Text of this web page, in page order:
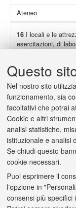
Questo
Nel nostro sito
funzionamento, sia
facoltativi che potrai
Cookie e altri
analisi statistiche,
istituzionale e analisi
Se chiudi questo
cookie necessari.
Puoi esprimere il
l'opzione in
consensi più specifici
Ateneo
16I locali e le
esercitazioni, di
Totale
I anno
Altri anni
Ateneo
2/a(Solo se hai
carico di studio è
Scarso (%)